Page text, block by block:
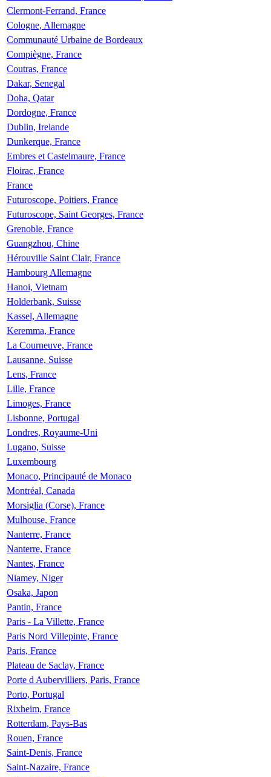
Clermont-Ferrand, France
Cologne, Allemagne
Communauté Urbaine de Bordeaux
Compiègne, France
Coutras, France
Dakar, Senegal
Doha, Qatar
Dordogne, France
Dublin, Irelande
Dunkerque, France
Embres et Castelmaure, France
Floirac, France
France
Futuroscope, Poitiers, France
Futuroscope, Saint Georges, France
Grenoble, France
Guangzhou, Chine
Hérouville Saint Clair, France
Hambourg Allemagne
Hanoi, Vietnam
Holderbank, Suisse
Kassel, Allemagne
Keremma, France
La Courneuve, France
Lausanne, Suisse
Lens, France
Lille, France
Limoges, France
Lisbonne, Portugal
Londres, Royaume-Uni
Lugano, Suisse
Luxembourg
Monaco, Principauté de Monaco
Montréal, Canada
Morsiglia (Corse), France
Mulhouse, France
Nanterre, France
Nanterre, France
Nantes, France
Niamey, Niger
Osaka, Japon
Pantin, France
Paris - La Villette, France
Paris Nord Villepinte, France
Paris, France
Plateau de Saclay, France
Porte d Aubervilliers, Paris, France
Porto, Portugal
Rixheim, France
Rotterdam, Pays-Bas
Rouen, France
Saint-Denis, France
Saint-Nazaire, France